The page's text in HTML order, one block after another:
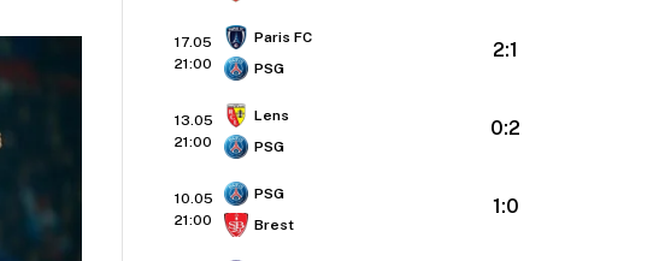
17.05
21:00
Paris FC
PSG
2:1
13.05
21:00
Lens
PSG
0:2
10.05
21:00
PSG
Brest
1:0